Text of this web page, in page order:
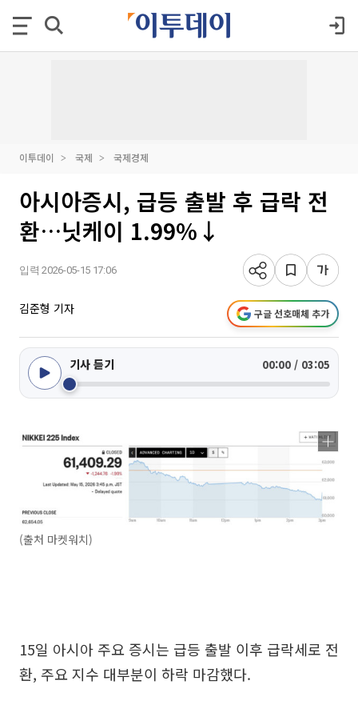
이투데이 국제 국제경제
아시아증시, 급등 출발 후 급락 전
환…닛케이 1.99%↓
입력 2026-05-15 17:06
김준형 기자 구글 선호매체 추가
기사 듣기 00:00 / 03:05
(출처 마켓워치)
15일 아시아 주요 증시는 급등 출발 이후 급락세로 전
환, 주요 지수 대부분이 하락 마감했다.